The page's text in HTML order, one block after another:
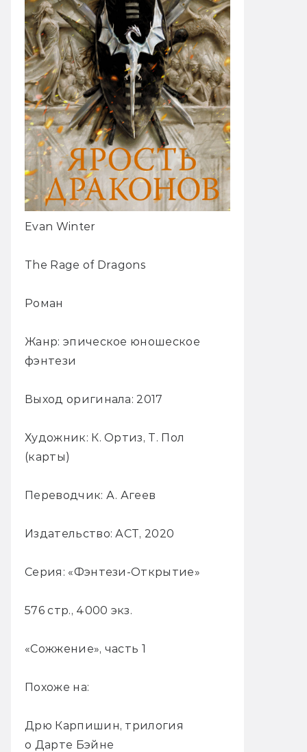
Evan Winter
The Rage of Dragons
Роман
Жанр: эпическое юношеское
фэнтези
Выход оригинала: 2017
Художник: К. Ортиз, Т. Пол
(карты)
Переводчик: А. Агеев
Издательство: АСТ, 2020
Серия: «Фэнтези-Открытие»
576 стр., 4000 экз.
«Сожжение», часть 1
Похоже на:
Дрю Карпишин, трилогия
о Дарте Бэйне